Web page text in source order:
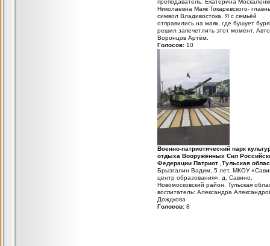
преподаватель: Екатерина
Николаевна Маяк Токаревского-
символ Владивостока. Я с семьёй
отправились на маяк, где бушует
решил запечетлить этот момент.
Воронцов Артём.
Голосов: 10
Военно-патриотический парк
отдыха Вооружённых Сил
Федерации Патриот ,Тульская
Брызгалин Вадим, 5 лет, МКОУ
центр образования», д. Савино,
Новомосковский район, Тульская
воспитатель: Александра
Дождкова
Голосов: 8